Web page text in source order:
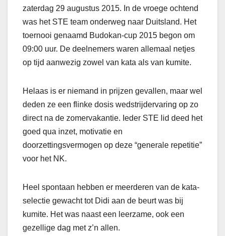
zaterdag 29 augustus 2015. In de vroege ochtend
was het STE team onderweg naar Duitsland. Het
toernooi genaamd Budokan-cup 2015 begon om
09:00 uur. De deelnemers waren allemaal netjes
op tijd aanwezig zowel van kata als van kumite.
Helaas is er niemand in prijzen gevallen, maar wel
deden ze een flinke dosis wedstrijdervaring op zo
direct na de zomervakantie. Ieder STE lid deed het
goed qua inzet, motivatie en
doorzettingsvermogen op deze “generale repetitie”
voor het NK.
Heel spontaan hebben er meerderen van de kata-
selectie gewacht tot Didi aan de beurt was bij
kumite. Het was naast een leerzame, ook een
gezellige dag met z’n allen.